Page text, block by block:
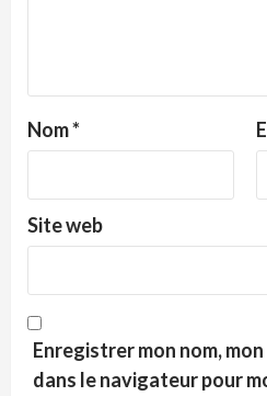
Nom*
Site web
Enregistrer mon nom,
dans le navigateur pour